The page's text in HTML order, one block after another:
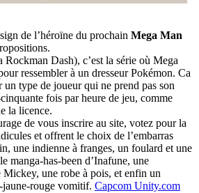
de l’héroïne du prochain Mega Man
Dash), c’est la série où Mega
ressembler à un dresseur Pokémon. Ca
un type de joueur qui ne prend pas son
fois par heure de jeu, comme
la licence.
de vous inscrire au site, votez pour la
et offrent le choix de l’embarras
une indienne à franges, un foulard et une
manga-has-been d’Inafune, une
Mickey, une robe à pois, et enfin un
rouge vomitif. Capcom Unity.com